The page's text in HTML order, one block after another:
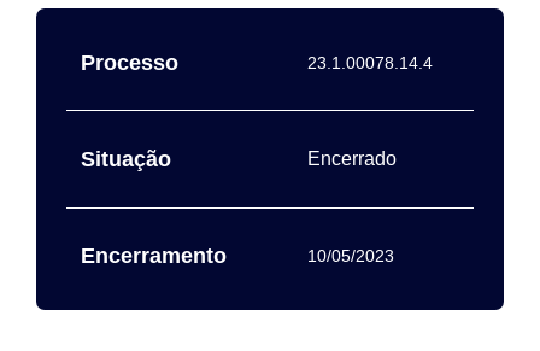
Processo 23.1.00078.14.4
Situação Encerrado
Encerramento 10/05/2023